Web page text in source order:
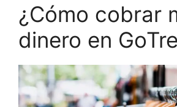
¿Cómo cobrar
dinero en